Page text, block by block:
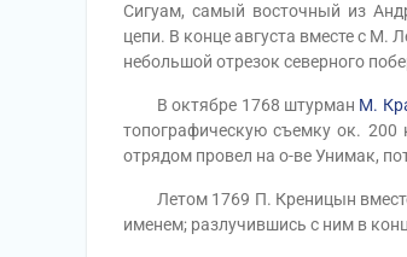
Сигуам, самый восточный из
цепи. В конце августа вместе с
небольшой отрезок северного
В октябре 1768 штурман М.
топографическую съемку ок.
отрядом провел на о-ве Унимак,
Летом 1769 П. Креницын вместе
именем; разлучившись с ним в